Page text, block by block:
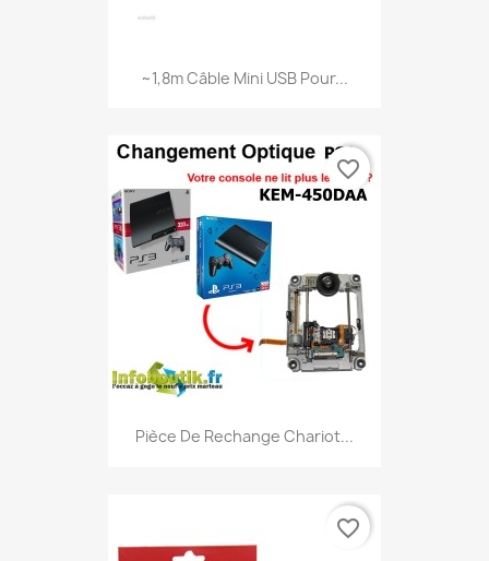
~1,8m Câble Mini USB Pour...
Pièce De Rechange Chariot...
favorite_border
favorite_border